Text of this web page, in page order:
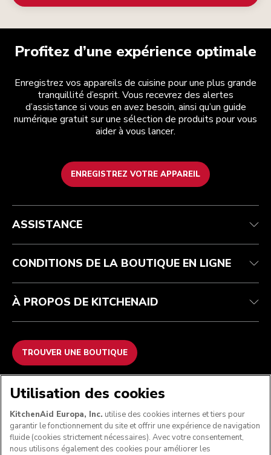
Profitez d’une expérience optimale
Enregistrez vos appareils de cuisine pour une plus grande
tranquillité d’esprit. Vous recevrez des alertes
d’assistance si vous en avez besoin, ainsi qu’un guide
numérique gratuit sur une sélection de produits pour vous
aider à vous lancer.
ENREGISTREZ VOTRE APPAREIL
Health Check
Suivez votre commande
Garantie et documents
Recupel
Conditions générales de vente
Retours et remboursements
Imprint
ODR
La marque
Trouver une boutique
ASSISTANCE
CONDITIONS DE LA BOUTIQUE EN LIGNE
À PROPOS DE KITCHENAID
TROUVER UNE BOUTIQUE
NOUS ACCEPTONS
SUIVEZ-NOUS
Utilisation des cookies
KitchenAid Europa, Inc. utilise des cookies internes et tiers pour
garantir le fonctionnement du site et offrir une expérience de navigation
fluide (cookies strictement nécessaires). Avec votre consentement,
nous utilisons également des cookies pour améliorer les